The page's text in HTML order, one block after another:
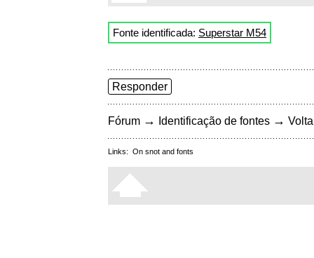
Fonte identificada: Superstar M54
Responder
Fórum → Identificação de fontes →
Links: On snot and fonts